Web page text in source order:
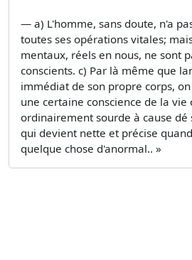
— a) L'homme, sans doute, n'a
toutes ses opérations vitales;
mentaux, réels en nous, ne sont
conscients. c) Par là même que
immédiat de son propre corps,
une certaine conscience de la vie
ordinairement sourde à cause dé
qui devient nette et précise
quelque chose d'anormal.. »